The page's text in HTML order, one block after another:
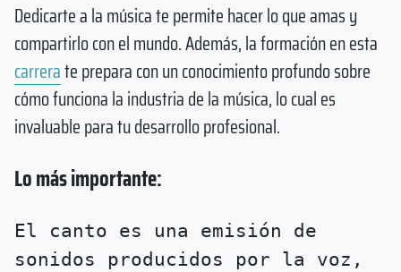
Dedicarte a la música te permite hacer lo que amas y
compartirlo con el mundo. Además, la formación en esta
carrerate prepara con un conocimiento profundo sobre
cómo funciona la industria de la música, lo cual es
invaluable para tu desarrollo profesional.
Lo más importante:
El canto es una emisión de
sonidos producidos por la voz,